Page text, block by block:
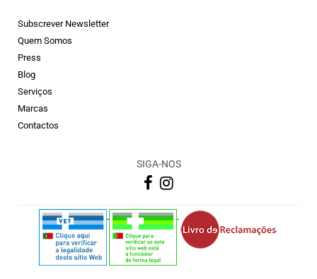
Subscrever Newsletter
Quem Somos
Press
Blog
Serviços
Marcas
Contactos
SIGA-NOS